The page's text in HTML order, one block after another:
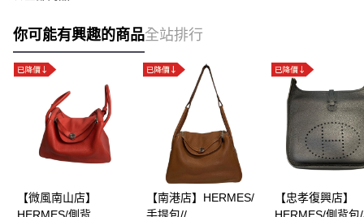
你可能有興趣的商品全站排行
【微風南山店】
HERMES/側背
【南港店】HERMES/
手提包//
【忠孝復興店】
HERMES/側背包